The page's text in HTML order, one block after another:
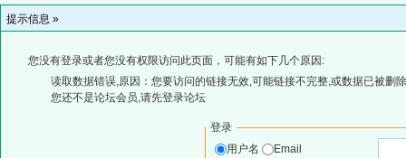
提示信息 »
您没有登录或者您没有权限访问此页面，可能有如下几个原因:
读取数据错误,原因：您要访问的链接无效,可能链接不完整,或数据已被删
您还不是论坛会员,请先登录论坛
登录
用户名
Email